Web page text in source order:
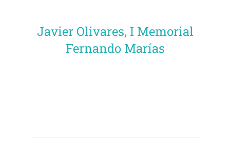
Javier Olivares, I Memorial
Fernando Marías